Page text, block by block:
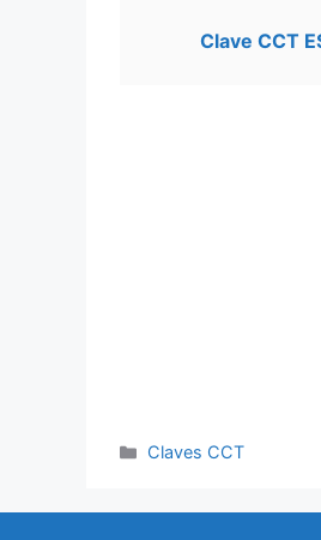
Clave CCT
Categorías
Claves CCT